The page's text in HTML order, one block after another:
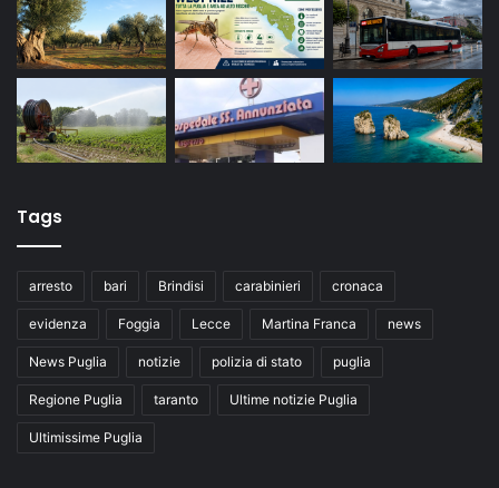
Tags
arresto bari Brindisi carabinieri cronaca
evidenza Foggia Lecce Martina Franca news
News Puglia notizie polizia di stato puglia
Regione Puglia taranto Ultime notizie Puglia
Ultimissime Puglia